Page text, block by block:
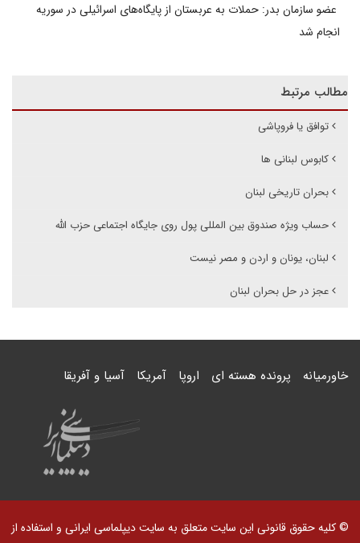
عضو سازمان بدر: حملات به عربستان از پایگاه‌های اسرائیلی در سوریه
انجام شد
مطالب مرتبط
توافق یا فروپاشی
کابوس لبنانی ها
بحران تاریخی لبنان
حساب ویژه صندوق بین المللی پول روی جایگاه اجتماعی حزب الله
لبنان، یونان و اردن و مصر نیست
عجز در حل بحران لبنان
خاورمیانه پرونده هسته ای اروپا آمریکا آسیا و آفریقا
© کلیه حقوق قانونی این سایت متعلق به سایت دیپلماسی ایرانی و استفاده از